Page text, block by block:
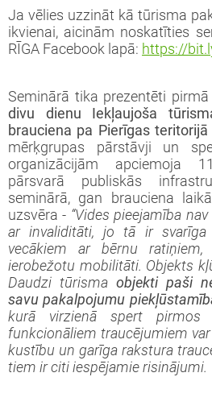
Ja vēlies uzzināt kā tūrisma
ikvienai, aicinām noskatīties
RĪGA Facebook lapā: https://
Seminārā tika prezentēti pirmā
divu dienu Iekļaujoša
brauciena pa Pierīgas
mērķgrupas pārstāvji un
organizācijām apciemoja
pārsvarā publiskās
seminārā, gan brauciena
uzsvēra - “Vides pieejamība
ar invaliditāti, jo tā ir svarīga
vecākiem ar bērnu
ierobežotu mobilitāti. Objekts
Daudzi tūrisma objekti paši
savu pakalpojumu
kurā virzienā spert
funkcionāliem traucējumiem
kustību un garīga rakstura
tiem ir citi iespējamie risinājumi.